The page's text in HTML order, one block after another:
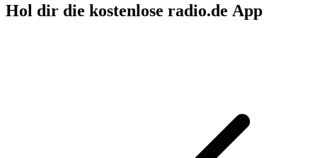
Hol dir die kostenlose radio.de App